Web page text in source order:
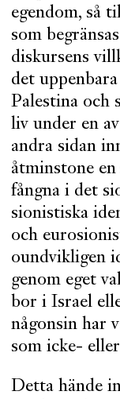
egendom, så
som
diskursens
det
Palestina och
liv under en
andra sidan
åtminstone
fångna i det
sionistiska
och
oundvikligen
genom eget
bor i Israel
någonsin har
som icke-
Detta hände